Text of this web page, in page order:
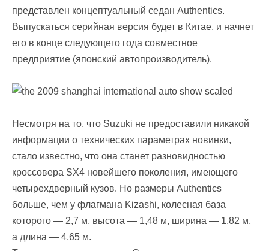
представлен концептуальный седан Authentics.
Выпускаться серийная версия будет в Китае, и начнет
его в конце следующего года совместное
предприятие (японский автопроизводитель).
Несмотря на то, что Suzuki не предоставили никакой
информации о технических параметрах новинки,
стало известно, что она станет разновидностью
кроссовера SX4 новейшего поколения, имеющего
четырехдверный кузов. Но размеры Authentics
больше, чем у флагмана Kizashi, колесная база
которого — 2,7 м, высота — 1,48 м, ширина — 1,82 м,
а длина — 4,65 м.